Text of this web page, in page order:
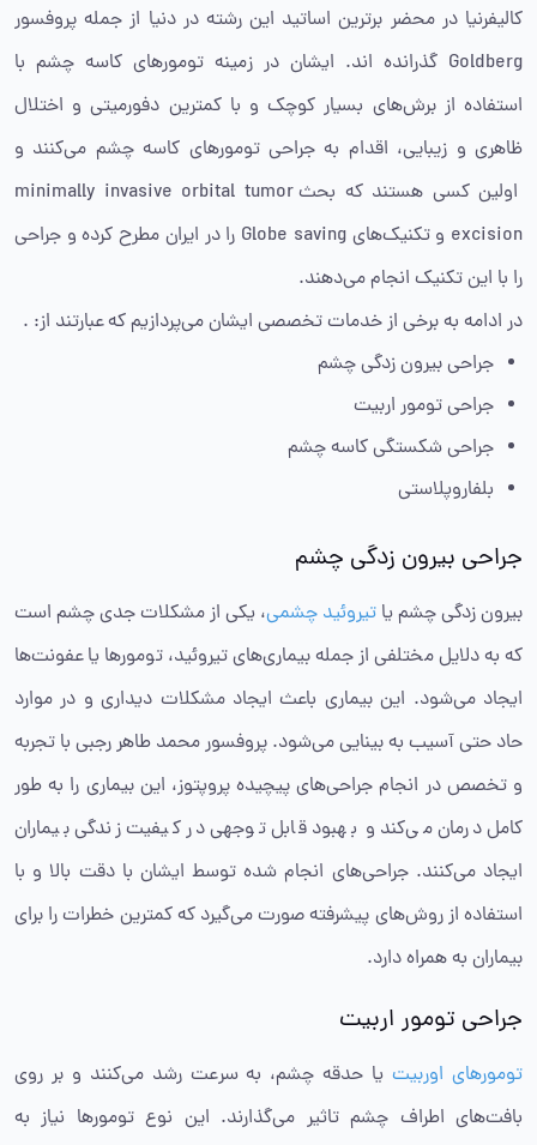
کالیفرنیا در محضر برترین اساتید این رشته در دنیا از جمله پروفسور
Goldberg گذرانده اند. ایشان در زمینه تومورهای کاسه چشم با
استفاده از برش‌های بسیار کوچک و با کمترین دفورمیتی و اختلال
ظاهری و زیبایی، اقدام به جراحی تومورهای کاسه چشم می‌کنند و
اولین کسی هستند که بحث minimally invasive orbital tumor
excision و تکنیک‌های Globe saving را در ایران مطرح کرده و جراحی
را با این تکنیک انجام می‌دهند.
در ادامه به برخی از خدمات تخصصی ایشان می‌پردازیم که عبارتند از: .
جراحی بیرون زدگی چشم
جراحی تومور اربیت
جراحی شکستگی کاسه چشم
بلفاروپلاستی
جراحی بیرون زدگی چشم
بیرون زدگی چشم یا تیروئید چشمی، یکی از مشکلات جدی چشم است
که به دلایل مختلفی از جمله بیماری‌های تیروئید، تومورها یا عفونت‌ها
ایجاد می‌شود. این بیماری باعث ایجاد مشکلات دیداری و در موارد
حاد حتی آسیب به بینایی می‌شود. پروفسور محمد طاهر رجبی با تجربه
و تخصص در انجام جراحی‌های پیچیده پروپتوز، این بیماری را به طور
کامل درمان می‌کند و بهبود قابل توجهی در کیفیت زندگی بیماران
ایجاد می‌کنند. جراحی‌های انجام شده توسط ایشان با دقت بالا و با
استفاده از روش‌های پیشرفته صورت می‌گیرد که کمترین خطرات را برای
بیماران به همراه دارد.
جراحی تومور اربیت
تومورهای اوربیتیا حدقه چشم، به سرعت رشد می‌کنند و بر روی
بافت‌های اطراف چشم تاثیر می‌گذارند. این نوع تومورها نیاز به